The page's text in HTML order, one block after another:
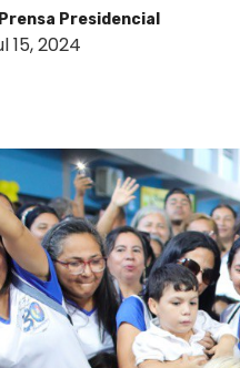
Prensa Presidencial
15, 2024